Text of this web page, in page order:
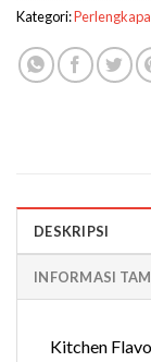
Kategori:
DESKRIPSI
INFORMASI
Kitchen